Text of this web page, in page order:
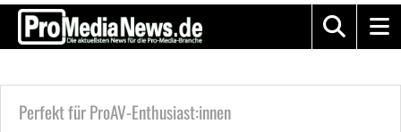
Perfekt für ProAV-Enthusiast:innen